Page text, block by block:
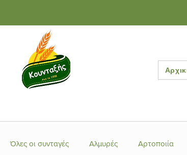
Όλες οι συνταγές Αλμυρές Αρτοποιία